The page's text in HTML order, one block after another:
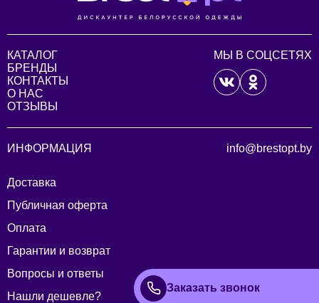
КАТАЛОГ
БРЕНДЫ
КОНТАКТЫ
О НАС
ОТЗЫВЫ
МЫ В СОЦСЕТЯХ
ИНФОРМАЦИЯ
Доставка
Публичная оферта
Оплата
Гарантии и возврат
Вопросы и ответы
Нашли дешевле?
info@brestopt.by
Заказать звонок